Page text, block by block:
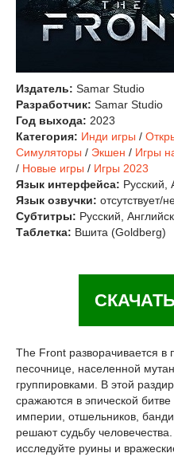
Издатель: Samar Studio
Разработчик: Samar Studio
Год выхода: 2023
Категория: Инди игры /
Симуляторы / Экшен / Игры
/ Новые игры / Игры 2023
Язык интерфейса: Русский,
Язык озвучки: отсутствует/
Субтитры: Русский,
Таблетка: Вшита (Goldberg)
The Front разворачивается в
песочнице, населенной
группировками. В этой
сражаются в эпической
империи, отшельников,
решают судьбу
исследуйте руины и